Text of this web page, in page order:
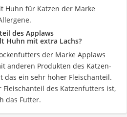
Huhn für Katzen der Marke
des Applaws
Huhn mit extra Lachs?
der Marke Applaws
anderen Produkten des Katzen-
das ein sehr hoher Fleischanteil.
des Katzenfutters ist,
das Futter.